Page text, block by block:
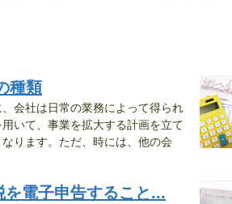
種類
会社は日常の業務によって得られ
用いて、事業を拡大する計画を立て
なります。ただ、時には、他の会
を電子申告すること...